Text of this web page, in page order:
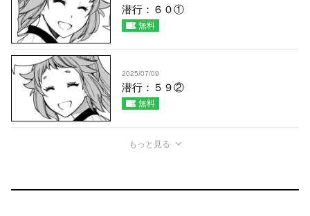
潜行：６０①
無料
2025/07/09
潜行：５９②
無料
もっと見る